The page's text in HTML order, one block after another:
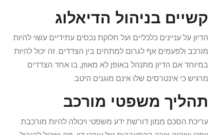
קשיים בניהול הדיאלוג
הדיון על עניינים כלכליים ועל חלוקת נכסים עתידיים עשוי להיות
מורכב ולפעמים אף לגרום למתחים בין הצדדים. זה יכול להיות
במיוחד אם הדיון מתנהל באופן לא מאוזן, בו אחד הצדדים
מרגיש כי אינטרסים שלו אינם מוגנים היטב.
תהליך משפטי מורכב
עריכת הסכם ממון דורשת ידע משפטי ויכולה להיות מורכבת.